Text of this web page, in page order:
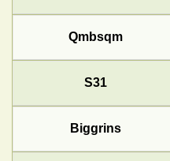
Qmbsqm
S31
Biggrins